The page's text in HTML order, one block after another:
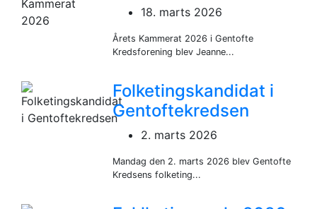
18. marts 2026
Årets Kammerat 2026 i Gentofte
Kredsforening blev Jeanne...
Folketingskandidat i
Gentoftekredsen
2. marts 2026
Mandag den 2. marts 2026 blev Gentofte
Kredsens folketing...